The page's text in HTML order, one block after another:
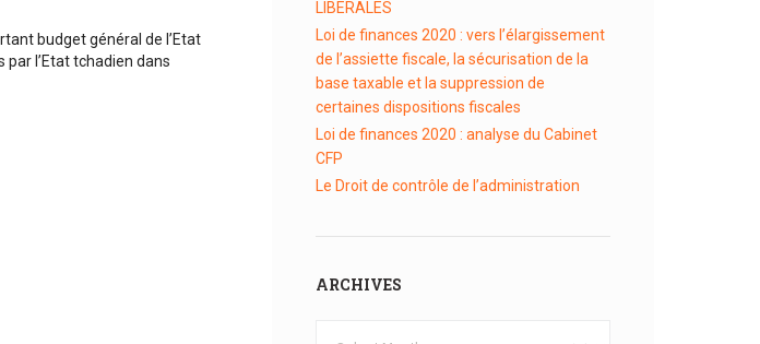
budget général de l’Etat
l’Etat tchadien dans
LIBERALES
Loi de finances 2020 : vers l’élargissement
de l’assiette fiscale, la sécurisation de la
base taxable et la suppression de
certaines dispositions fiscales
Loi de finances 2020 : analyse du Cabinet
CFP
Le Droit de contrôle de l’administration
ARCHIVES